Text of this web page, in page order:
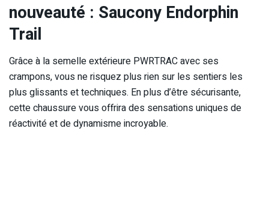
nouveauté : Saucony Endorphin
Trail
Grâce à la semelle extérieure PWRTRAC avec ses
crampons, vous ne risquez plus rien sur les sentiers les
plus glissants et techniques. En plus d’être sécurisante,
cette chaussure vous offrira des sensations uniques de
réactivité et de dynamisme incroyable.